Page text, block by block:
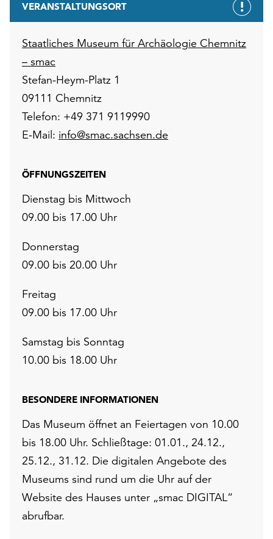
VERANSTALTUNGSORT
Staatliches Museum für Archäologie Chemnitz
– smac
Stefan-Heym-Platz 1
09111 Chemnitz
Telefon: +49 371 9119990
E-Mail: info@smac.sachsen.de
ÖFFNUNGSZEITEN
Dienstag bis Mittwoch
09.00 bis 17.00 Uhr
Donnerstag
09.00 bis 20.00 Uhr
Freitag
09.00 bis 17.00 Uhr
Samstag bis Sonntag
10.00 bis 18.00 Uhr
BESONDERE INFORMATIONEN
Das Museum öffnet an Feiertagen von 10.00
bis 18.00 Uhr. Schließtage: 01.01., 24.12.,
25.12., 31.12. Die digitalen Angebote des
Museums sind rund um die Uhr auf der
Website des Hauses unter „smac DIGITAL“
abrufbar.